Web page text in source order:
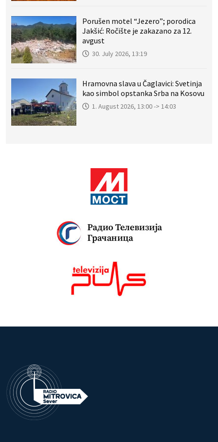
Porušen motel “Jezero”; porodica
Jakšić: Ročište je zakazano za 12.
avgust
30. July 2026, 13:19
Hramovna slava u Čaglavici: Svetinja
kao simbol opstanka Srba na Kosovu
1. August 2026, 13:00 -> 14:03